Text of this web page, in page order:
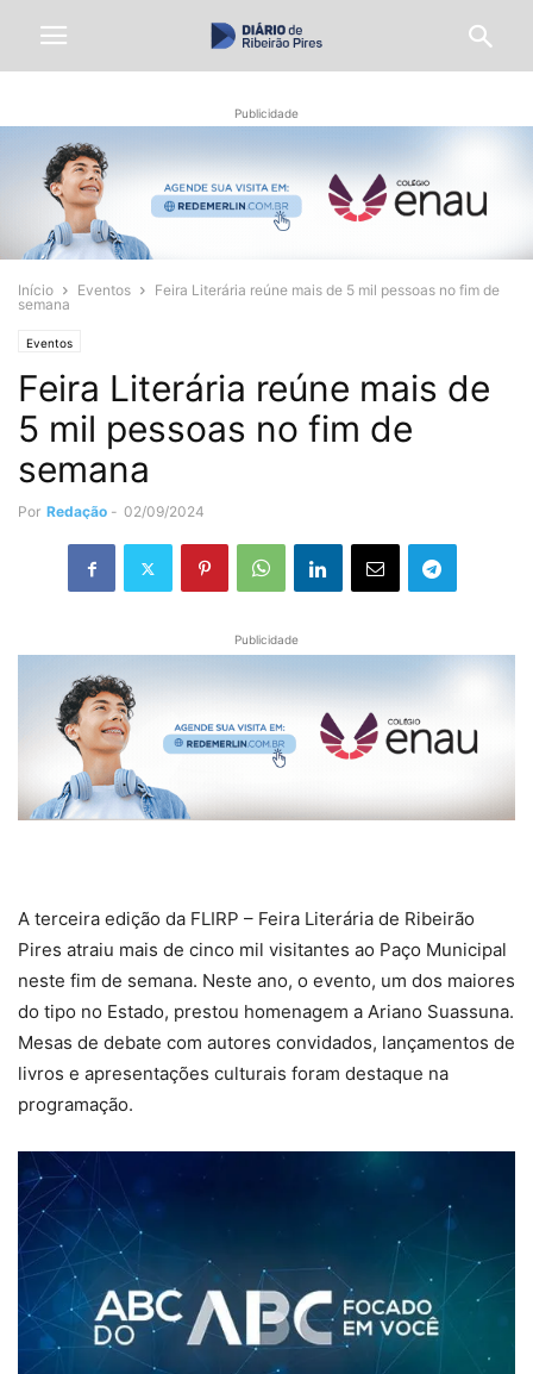
Publicidade
Início Eventos
Feira Literária reúne mais de 5 mil pessoas no fim de
semana
Eventos
Feira Literária reúne mais de
5 mil pessoas no fim de
semana
Por Redação - 02/09/2024
Publicidade
A terceira edição da FLIRP – Feira Literária de Ribeirão
Pires atraiu mais de cinco mil visitantes ao Paço Municipal
neste fim de semana. Neste ano, o evento, um dos maiores
do tipo no Estado, prestou homenagem a Ariano Suassuna.
Mesas de debate com autores convidados, lançamentos de
livros e apresentações culturais foram destaque na
programação.